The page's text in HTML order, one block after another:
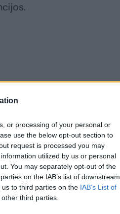
or processing of your personal or
use the below opt-out section to
request is processed you may
utilized by us or personal
You may separately opt-out of the
on the IAB’s list of downstream
to third parties on the IAB’s List of
third parties.